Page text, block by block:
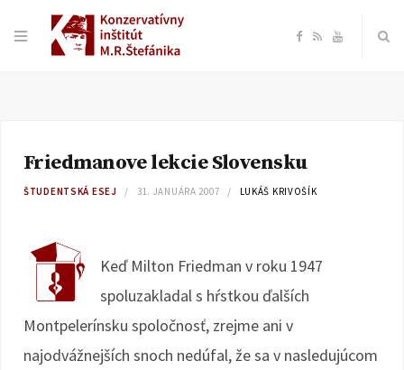
F
e
o
o
k
R Y
Friedmanove lekcie Slovensku
ŠTUDENTSKÁ ESEJ 31. JANUÁRA 2007 LUKÁŠ KRIVOŠÍK
Keď Milton Friedman v roku 1947
spoluzakladal s hŕstkou ďalších
Montpelerínsku spoločnosť, zrejme ani v
najodvážnejších snoch nedúfal, že sa v nasledujúcom